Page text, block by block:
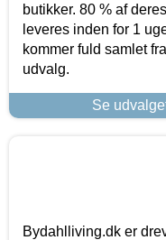
butikker. 80 % af
leveres inden for 1
kommer fuld samlet
udvalg.
Se
Bydahlliving.dk er